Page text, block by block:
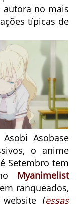
autora no mais
típicas de
Asobase
o anime
Setembro tem
Myanimelist
ranqueados,
(essas